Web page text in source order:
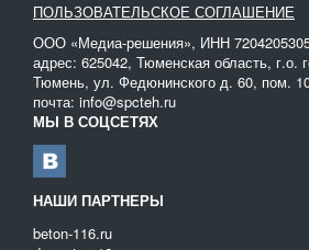
ПОЛЬЗОВАТЕЛЬСКОЕ СОГЛАШЕНИЕ
ООО «Медиа-решения», ИНН
адрес: 625042, Тюменская область, г.о.
Тюмень, ул. Федюнинского д. 60, пом.
почта: info@spcteh.ru
МЫ В СОЦСЕТЯХ
НАШИ ПАРТНЕРЫ
beton-116.ru